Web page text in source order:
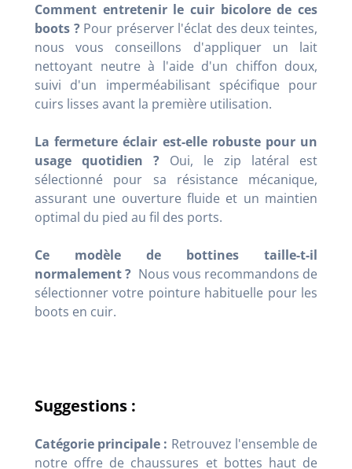
Comment entretenir le cuir bicolore de ces
boots ? Pour préserver l'éclat des deux teintes,
nous vous conseillons d'appliquer un lait
nettoyant neutre à l'aide d'un chiffon doux,
suivi d'un imperméabilisant spécifique pour
cuirs lisses avant la première utilisation.
La fermeture éclair est-elle robuste pour un
usage quotidien ? Oui, le zip latéral est
sélectionné pour sa résistance mécanique,
assurant une ouverture fluide et un maintien
optimal du pied au fil des ports.
Ce modèle de bottines taille-t-il
normalement ? Nous vous recommandons de
sélectionner votre pointure habituelle pour les
boots en cuir.
Suggestions :
Catégorie principale : Retrouvez l'ensemble de
notre offre de chaussures et bottes haut de